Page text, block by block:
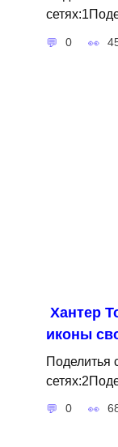
0
Хантер
иконы
Поделитья
0